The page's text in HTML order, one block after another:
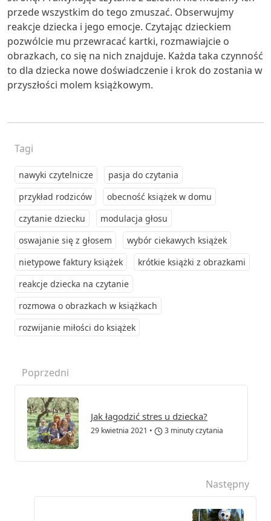
przede wszystkim do tego zmuszać. Obserwujmy
reakcje dziecka i jego emocje. Czytając dzieckiem
pozwólcie mu przewracać kartki, rozmawiajcie o
obrazkach, co się na nich znajduje. Każda taka czynność
to dla dziecka nowe doświadczenie i krok do zostania w
przyszłości molem książkowym.
Tagi
nawyki czytelnicze
pasja do czytania
przykład rodziców
obecność książek w domu
czytanie dziecku
modulacja głosu
oswajanie się z głosem
wybór ciekawych książek
nietypowe faktury książek
krótkie książki z obrazkami
reakcje dziecka na czytanie
rozmowa o obrazkach w książkach
rozwijanie miłości do książek
Poprzedni
Jak łagodzić stres u dziecka?
29 kwietnia 2021 • 3 minuty czytania
Następny